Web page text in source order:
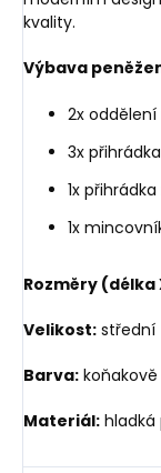
kvality.
Výbava
2x
3x
1x
1x
Rozměry
Velikost: střední
Barva:
Materiál: